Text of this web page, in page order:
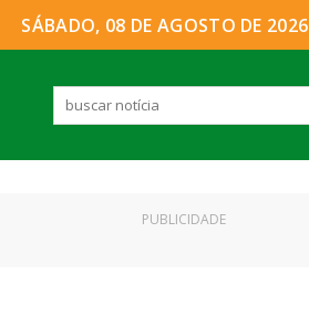
SÁBADO, 08 DE AGOSTO DE 2026
PUBLICIDADE